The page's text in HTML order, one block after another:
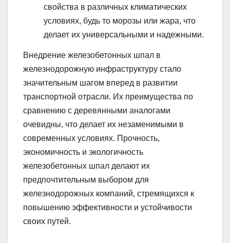
свойства в различных климатических
условиях, будь то морозы или жара, что
делает их универсальными и надежными.
Внедрение железобетонных шпал в
железнодорожную инфраструктуру стало
значительным шагом вперед в развитии
транспортной отрасли. Их преимущества по
сравнению с деревянными аналогами
очевидны, что делает их незаменимыми в
современных условиях. Прочность,
экономичность и экологичность
железобетонных шпал делают их
предпочтительным выбором для
железнодорожных компаний, стремящихся к
повышению эффективности и устойчивости
своих путей.